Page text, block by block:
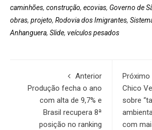
caminhões, construção, ecovias, Governo de
obras, projeto, Rodovia dos Imigrantes,
Anhanguera, Slide, veículos pesados
Anterior
Produção fecha o ano
com alta de 9,7% e
Brasil recupera 8ª
posição no ranking
Próximo
Chico
sobre
com